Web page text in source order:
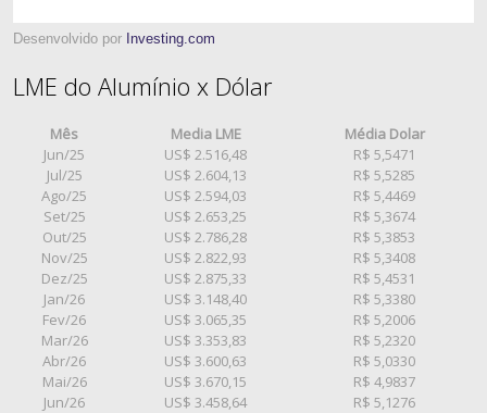
Desenvolvido por Investing.com
LME do Alumínio x Dólar
Mês Media LME
Média Dolar
Jun/25
US$ 2.516,48
R$ 5,5471
Jul/25
US$ 2.604,13
R$ 5,5285
Ago/25
US$ 2.594,03
R$ 5,4469
Set/25
US$ 2.653,25
R$ 5,3674
Out/25
US$ 2.786,28
R$ 5,3853
Nov/25
US$ 2.822,93
R$ 5,3408
Dez/25
US$ 2.875,33
R$ 5,4531
Jan/26
US$ 3.148,40
R$ 5,3380
Fev/26
US$ 3.065,35
R$ 5,2006
Mar/26
US$ 3.353,83
R$ 5,2320
Abr/26
US$ 3.600,63
R$ 5,0330
Mai/26
US$ 3.670,15
R$ 4,9837
Jun/26
US$ 3.458,64 R$ 5,1276